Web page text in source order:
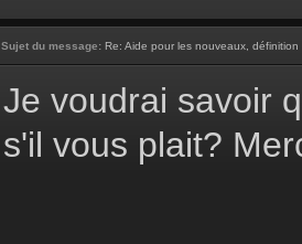
Sujet du message: Re: Aide pour les nouveaux,
Je voudrai savoir
s'il vous plait?